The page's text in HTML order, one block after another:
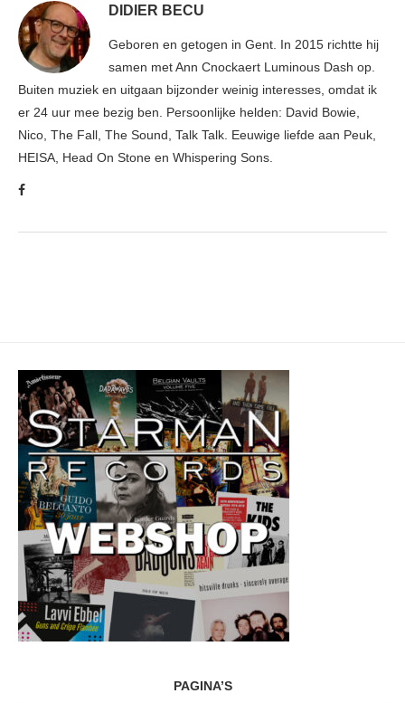
DIDIER BECU
Geboren en getogen in Gent. In 2015 richtte hij
samen met Ann Cnockaert Luminous Dash op.
Buiten muziek en uitgaan bijzonder weinig interesses, omdat ik
er 24 uur mee bezig ben. Persoonlijke helden: David Bowie,
Nico, The Fall, The Sound, Talk Talk. Eeuwige liefde aan Peuk,
HEISA, Head On Stone en Whispering Sons.
PAGINA’S